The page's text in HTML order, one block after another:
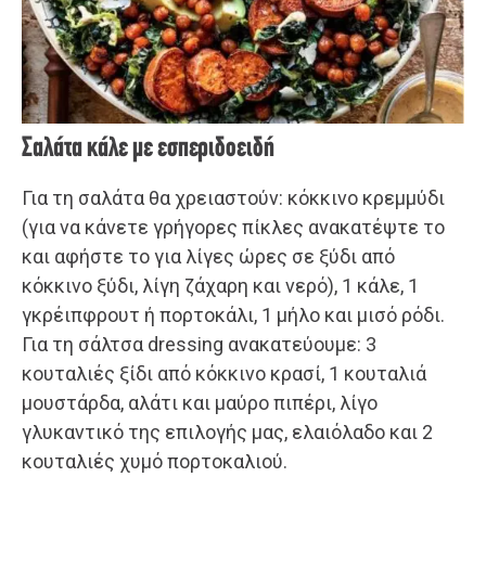
Σαλάτα κάλε με εσπεριδοειδή
Για τη σαλάτα θα χρειαστούν: κόκκινο κρεμμύδι
(για να κάνετε γρήγορες πίκλες ανακατέψτε το
και αφήστε το για λίγες ώρες σε ξύδι από
κόκκινο ξύδι, λίγη ζάχαρη και νερό), 1 κάλε, 1
γκρέιπφρουτ ή πορτοκάλι, 1 μήλο και μισό ρόδι.
Για τη σάλτσα dressing ανακατεύουμε: 3
κουταλιές ξίδι από κόκκινο κρασί, 1 κουταλιά
μουστάρδα, αλάτι και μαύρο πιπέρι, λίγο
γλυκαντικό της επιλογής μας, ελαιόλαδο και 2
κουταλιές χυμό πορτοκαλιού.